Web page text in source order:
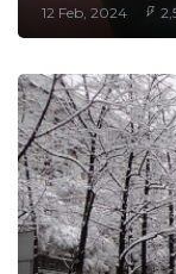
12 Feb, 2024